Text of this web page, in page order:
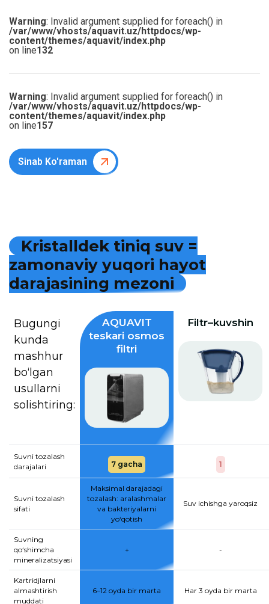
Warning: Invalid argument supplied for foreach() in
/var/www/vhosts/aquavit.uz/httpdocs/wp-
content/themes/aquavit/index.php
on line132
Warning: Invalid argument supplied for foreach() in
/var/www/vhosts/aquavit.uz/httpdocs/wp-
content/themes/aquavit/index.php
on line157
Sinab Ko'raman
Kristalldek tiniq suv =
zamonaviy yuqori hayot
darajasining mezoni
Bugungi
kunda
mashhur
bo‘lgan
usullarni
solishtiring:
AQUAVIT
teskari osmos
filtri
Filtr–kuvshin
Suvni tozalash
darajalari
7 gacha 1
Suvni tozalash
sifati
Maksimal darajadagi
tozalash: aralashmalar
va bakteriyalarni
yo‘qotish
Suv ichishga yaroqsiz
Suvning
qo‘shimcha
mineralizatsiyasi
+ -
Kartridjlarni
almashtirish
muddati
6–12 oyda bir marta Har 3 oyda bir marta